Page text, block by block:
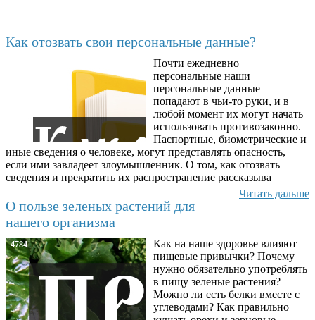
Как отозвать свои персональные данные?
Почти ежедневно
персональные наши
персональные данные
попадают в чьи-то руки, и в
любой момент их могут начать
использовать противозаконно.
Паспортные, биометрические и
иные сведения о человеке, могут представлять опасность,
если ими завладеет злоумышленник. О том, как отозвать
сведения и прекратить их распространение рассказыва
Читать дальше
О пользе зеленых растений для
нашего организма
4784
Как на наше здоровье влияют
пищевые привычки? Почему
нужно обязательно употреблять
в пищу зеленые растения?
Можно ли есть белки вместе с
углеводами? Как правильно